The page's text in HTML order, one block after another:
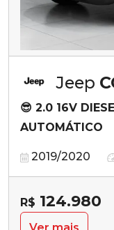
Jeep
😎 2.0 16V
AUTOMÁTICO
2019/2020
R$ 124.980